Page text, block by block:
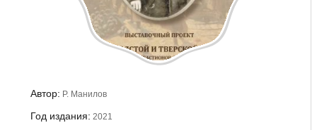
Автор: Р. Манилов
Год издания: 2021